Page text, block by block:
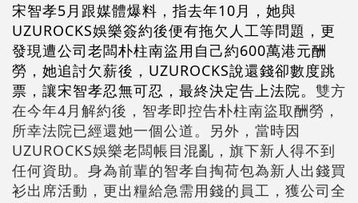
宋智孝5月跟媒體爆料，指去年10月，她與
UZUROCKS娛樂簽約後便有拖欠人工等問題，更
發現遭公司老闆朴柱南盜用自己約600萬港元酬
勞，她追討欠薪後，UZUROCKS說還錢卻數度跳
票，讓宋智孝忍無可忍，最終決定告上法院。 雙方
在今年4月解約後，智孝即控告朴柱南盜取酬勞，
所幸法院已經還她一個公道。另外，當時因
UZUROCKS娛樂老闆帳目混亂，旗下新人得不到
任何資助。身為前輩的智孝自掏荷包為新人出錢買
衫出席活動，更出糧給急需用錢的員工，獲公司全